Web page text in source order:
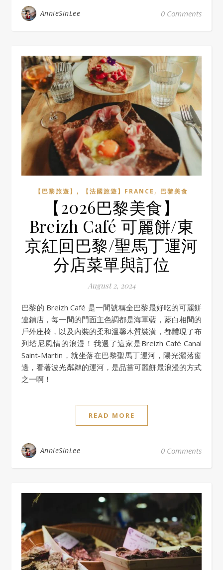
AnnieSinLee 0 Comments
【巴黎旅遊】 , 【法國旅遊】FRANCE , 巴黎美食
【2026巴黎美食】
Breizh Café 可麗餅/東
京紅回巴黎/聖馬丁運河
分店菜單與訂位
August 2, 2024
巴黎的 Breizh Café 是一間號稱全巴黎最好吃的可麗餅
連鎖店，每一間的門面主色調都是海軍藍，藍白相間的
戶外座椅，以及內裝的柔和溫馨木質裝潢，都體現了布
列塔尼風情的浪漫！我選了這家是Breizh Café Canal
Saint-Martin，就坐落在巴黎聖馬丁運河，陽光灑落窗
邊，看著波光粼粼的運河，是品嘗可麗餅最浪漫的方式
之一啊！
READ MORE
AnnieSinLee 0 Comments